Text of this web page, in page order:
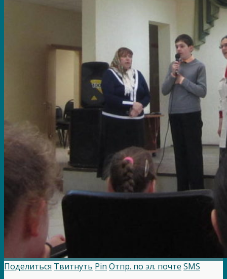
Поделиться Твитнуть Pin Отпр. по эл. почте SMS